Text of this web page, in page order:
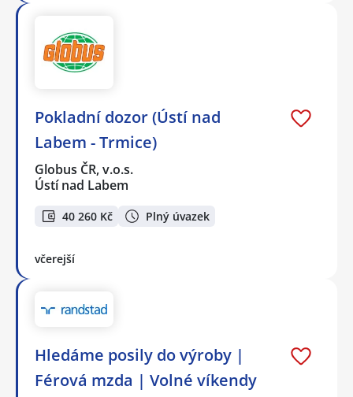
Pokladní dozor (Ústí nad
Labem - Trmice)
Globus ČR, v.o.s.
Ústí nad Labem
40 260 Kč Plný úvazek
včerejší
Hledáme posily do výroby |
Férová mzda | Volné víkendy